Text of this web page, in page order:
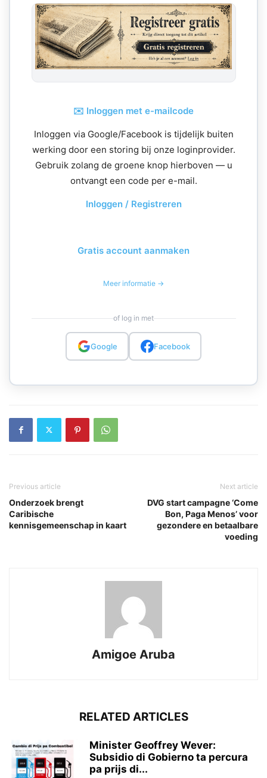
✉️ Inloggen met e-mailcode
Inloggen via Google/Facebook is tijdelijk buiten
werking door een storing bij onze loginprovider.
Gebruik zolang de groene knop hierboven — u
ontvangt een code per e-mail.
Inloggen / Registreren
Gratis account aanmaken
Meer informatie →
of log in met
Google Facebook
Previous article
Onderzoek brengt
Caribische
kennisgemeenschap in kaart
Next article
DVG start campagne ‘Come
Bon, Paga Menos’ voor
gezondere en betaalbare
voeding
Amigoe Aruba
RELATED ARTICLES
Minister Geoffrey Wever:
Subsidio di Gobierno ta percura
pa prijs di...